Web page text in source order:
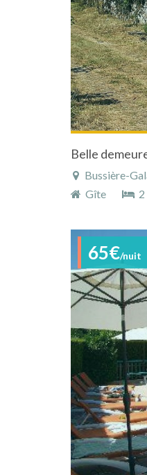
Belle
Bussière-
Gîte
65€/nuit